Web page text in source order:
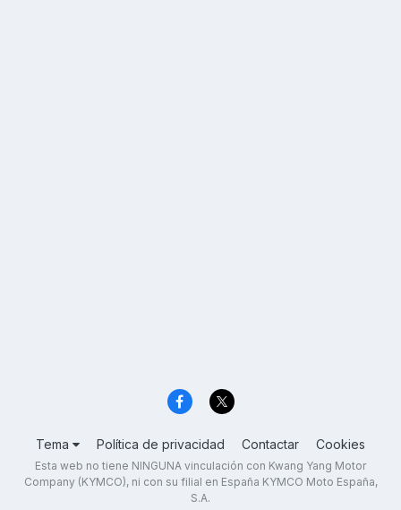
Tema Política de privacidad Contactar Cookies
Esta web no tiene NINGUNA vinculación con Kwang Yang Motor
Company (KYMCO), ni con su filial en España KYMCO Moto España,
S.A.